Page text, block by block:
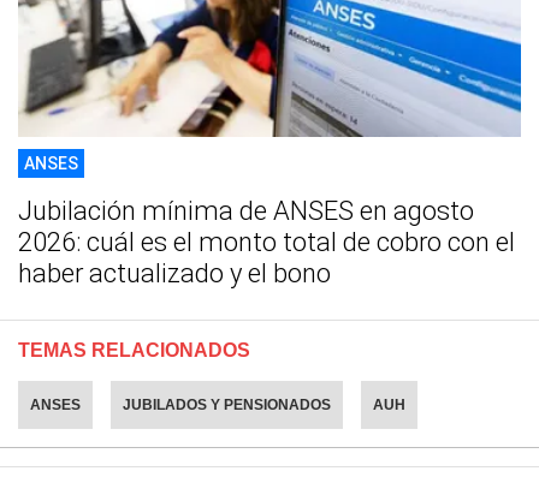
ANSES
Jubilación mínima de ANSES en agosto
2026: cuál es el monto total de cobro con el
haber actualizado y el bono
TEMAS RELACIONADOS
ANSES JUBILADOS Y PENSIONADOS AUH